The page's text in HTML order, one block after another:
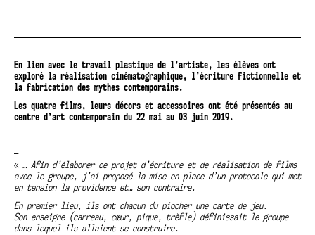
En lien avec le travail plastique de l’artiste, les élèves ont
exploré la réalisation cinématographique, l’écriture fictionnelle et
la fabrication des mythes contemporains.
Les quatre films, leurs décors et accessoires ont été présentés au
centre d’art contemporain du 22 mai au 03 juin 2019.
—
« … Afin d’élaborer ce projet d’écriture et de réalisation de films
avec le groupe, j’ai proposé la mise en place d’un protocole qui met
en tension la providence et… son contraire.
En premier lieu, ils ont chacun du piocher une carte de jeu.
Son enseigne (carreau, cœur, pique, trèfle) définissait le groupe
dans lequel ils allaient se construire.